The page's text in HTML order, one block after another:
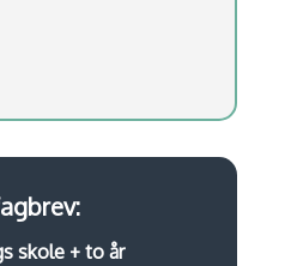
skole + to år